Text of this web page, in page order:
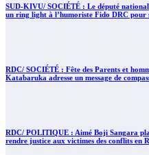
SUD-KIVU/ SOCIÉTÉ : Le député
un ring light à l’humoriste Fido DRC pour
RDC/ SOCIÉTÉ : Fête des Parents et
Katabaruka adresse un message de
RDC/ POLITIQUE : Aimé Boji Sangara
rendre justice aux victimes des conflits en